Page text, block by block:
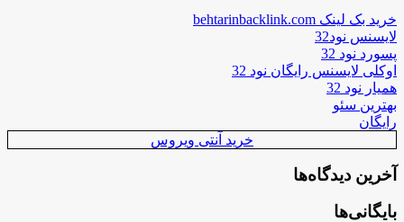
خرید بک لینک behtarinbacklink.com
لایسنس نود32
پسورد نود 32
اوکلی لایسنس رایگان نود 32
همیار نود 32
بهترین سئو
رایگان
خرید آنتی ویروس
آخرین دیدگاه‌ها
بایگانی‌ها